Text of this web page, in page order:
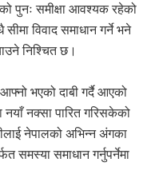
पुनः समीक्षा आवश्यक रहेको
सीमा विवाद समाधान गर्ने भने
निश्चित छ।
भएको दाबी गर्दै आएको
नक्सा पारित गरिसकेको
नेपालको अभिन्न अंगका
समस्या समाधान गर्नुपर्नेमा